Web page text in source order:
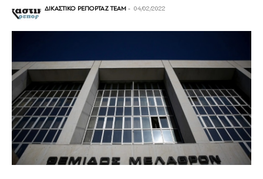
ΔΙΚΑΣΤΙΚΟ ΡΕΠΟΡΤΑΖ TEAM - 04/02/2022